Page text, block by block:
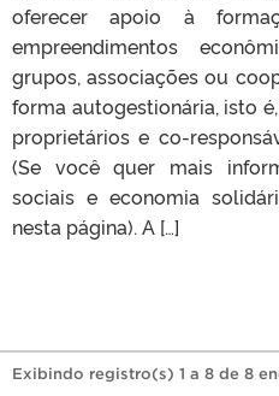
oferecer apoio à
empreendimentos
grupos, associações ou
forma autogestionária, isto
proprietários e co-
(Se você quer mais
sociais e economia
nesta página). A […]
Exibindo registro(s) 1 a 8 de 8